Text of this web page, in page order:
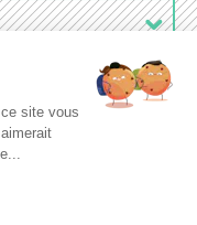
site vous